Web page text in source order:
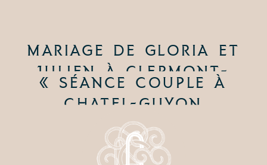
MARIAGE DE GLORIA ET
JULIEN À CLERMONT-
FERRAND»
« SÉANCE COUPLE À
CHATEL-GUYON